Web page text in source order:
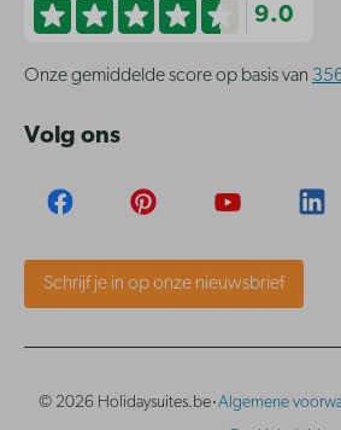
9.0
Onze gemiddelde score op basis van
Volg ons
Schrijf je in op onze nieuwsbrief
© 2026 Holidaysuites.be·Algemene